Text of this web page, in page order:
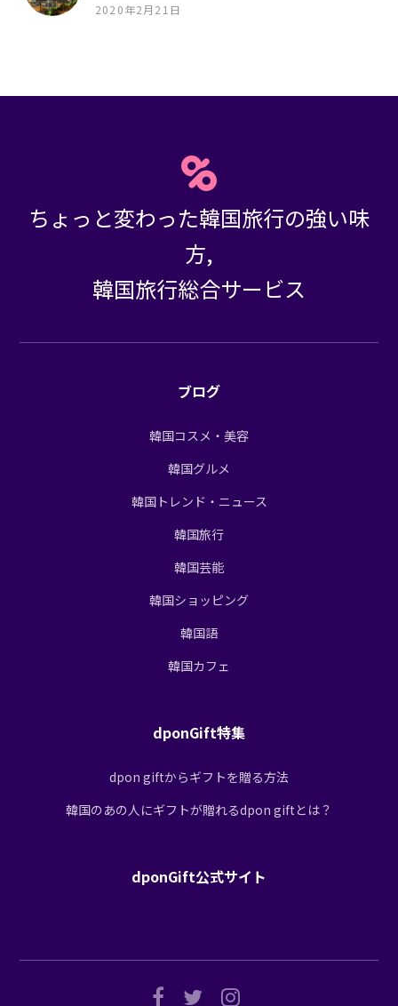
2020年2月21日
ちょっと変わった韓国旅行の強い味
方,
韓国旅行総合サービス
ブログ
韓国コスメ・美容
韓国グルメ
韓国トレンド・ニュース
韓国旅行
韓国芸能
韓国ショッピング
韓国語
韓国カフェ
dponGift特集
dpon giftからギフトを贈る方法
韓国のあの人にギフトが贈れるdpon giftとは？
dponGift公式サイト